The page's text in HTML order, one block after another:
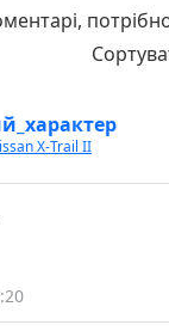
X-Trail II